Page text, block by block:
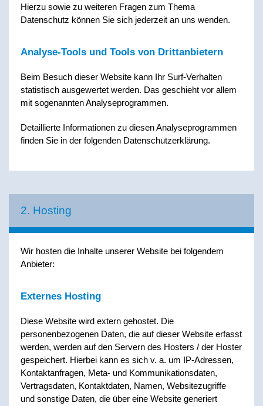
Hierzu sowie zu weiteren Fragen zum Thema
Datenschutz können Sie sich jederzeit an uns wenden.
Analyse-Tools und Tools von Dritt­anbietern
Beim Besuch dieser Website kann Ihr Surf-Verhalten
statistisch ausgewertet werden. Das geschieht vor allem
mit sogenannten Analyseprogrammen.
Detaillierte Informationen zu diesen Analyseprogrammen
finden Sie in der folgenden Datenschutzerklärung.
2. Hosting
Wir hosten die Inhalte unserer Website bei folgendem
Anbieter:
Externes Hosting
Diese Website wird extern gehostet. Die
personenbezogenen Daten, die auf dieser Website erfasst
werden, werden auf den Servern des Hosters / der Hoster
gespeichert. Hierbei kann es sich v. a. um IP-Adressen,
Kontaktanfragen, Meta- und Kommunikationsdaten,
Vertragsdaten, Kontaktdaten, Namen, Websitezugriffe
und sonstige Daten, die über eine Website generiert